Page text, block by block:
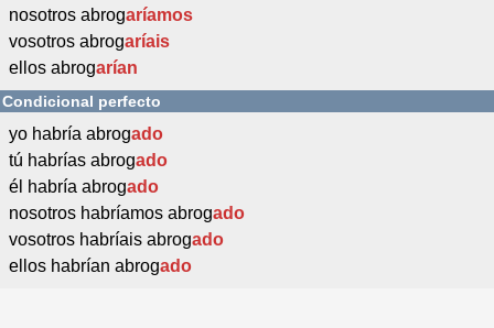
nosotros abrogaríamos
vosotros abrogaríais
ellos abrogarían
Condicional perfecto
yo habría abrogado
tú habrías abrogado
él habría abrogado
nosotros habríamos abrogado
vosotros habríais abrogado
ellos habrían abrogado